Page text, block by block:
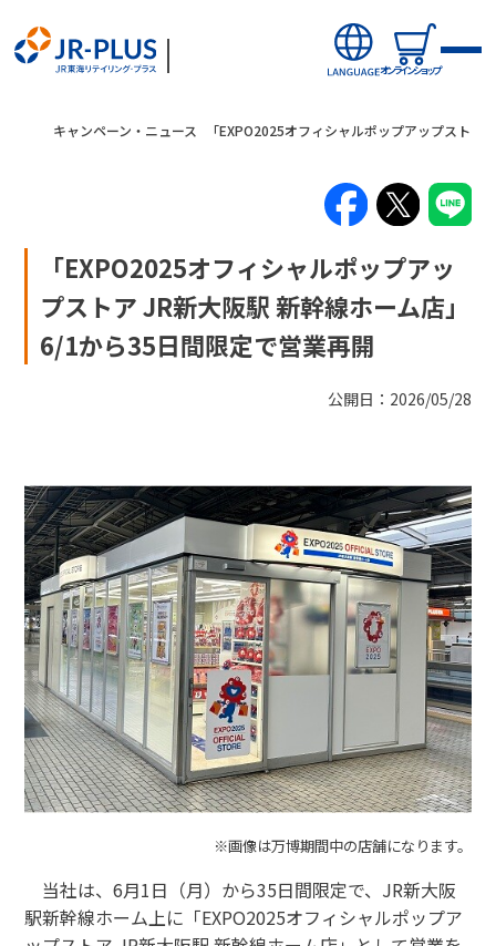
オンラインショップ
新商品
キャンペーン・ニュース
モバイルオーダーサービス
採用情報
お問い合わせ・FAQ
楽天市場
auPayマーケット
特産品や名産品たちを産地からみなさまのもとへお届けするサ
イトです。
JR東海MARKET
楽天市場
auPayマーケット
キャンペーン・ニュース 「EXPO2025オフィシャルポップアップスト
「EXPO2025オフィシャルポップアッ
プストア JR新大阪駅 新幹線ホーム店」
6/1から35日間限定で営業再開
公開日：2026/05/28
※画像は万博期間中の店舗になります。
当社は、6月1日（月）から35日間限定で、JR新大阪
駅新幹線ホーム上に「EXPO2025オフィシャルポップア